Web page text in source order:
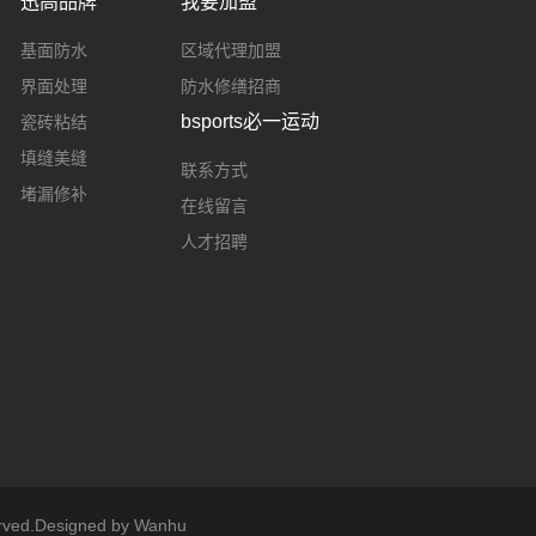
基面防水
界面处理
瓷砖粘结
填缝美缝
堵漏修补
区域代理加盟
防水修缮招商
bsports必一运动
联系方式
在线留言
人才招聘
by Wanhu